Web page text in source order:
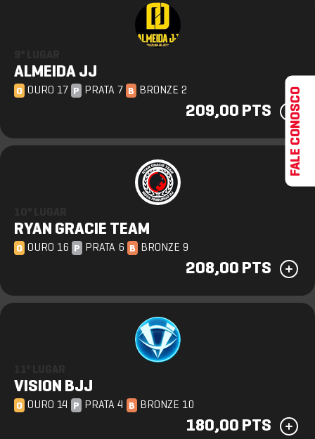
ALMEIDA JJ
O OURO 17 P PRATA 7 B BRONZE 2
209,00 PTS
RYAN GRACIE TEAM
O OURO 16 P PRATA 6 B BRONZE 9
208,00 PTS
VISION BJJ
O OURO 14 P PRATA 4 B BRONZE 10
180,00 PTS
FALE CONOSCO